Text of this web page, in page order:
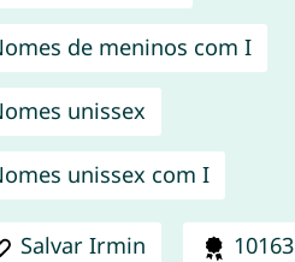
de meninos com I
unissex
unissex com I
Salvar Irmin 10163